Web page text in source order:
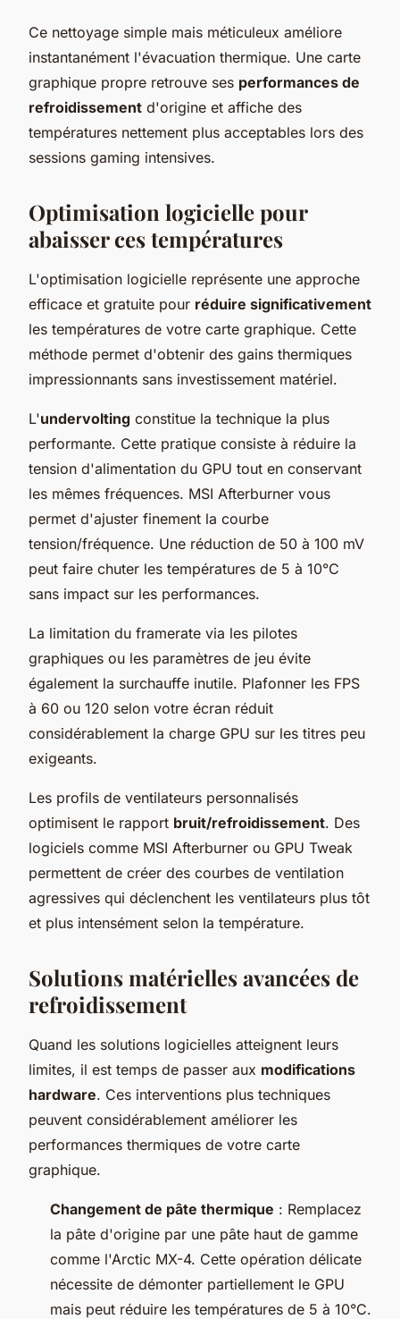
Ce nettoyage simple mais méticuleux améliore
instantanément l'évacuation thermique. Une carte
graphique propre retrouve ses performances de
refroidissement d'origine et affiche des
températures nettement plus acceptables lors des
sessions gaming intensives.
Optimisation logicielle pour
abaisser ces températures
L'optimisation logicielle représente une approche
efficace et gratuite pour réduire significativement
les températures de votre carte graphique. Cette
méthode permet d'obtenir des gains thermiques
impressionnants sans investissement matériel.
L'undervolting constitue la technique la plus
performante. Cette pratique consiste à réduire la
tension d'alimentation du GPU tout en conservant
les mêmes fréquences. MSI Afterburner vous
permet d'ajuster finement la courbe
tension/fréquence. Une réduction de 50 à 100 mV
peut faire chuter les températures de 5 à 10°C
sans impact sur les performances.
La limitation du framerate via les pilotes
graphiques ou les paramètres de jeu évite
également la surchauffe inutile. Plafonner les FPS
à 60 ou 120 selon votre écran réduit
considérablement la charge GPU sur les titres peu
exigeants.
Les profils de ventilateurs personnalisés
optimisent le rapport bruit/refroidissement. Des
logiciels comme MSI Afterburner ou GPU Tweak
permettent de créer des courbes de ventilation
agressives qui déclenchent les ventilateurs plus tôt
et plus intensément selon la température.
Solutions matérielles avancées de
refroidissement
Quand les solutions logicielles atteignent leurs
limites, il est temps de passer aux modifications
hardware. Ces interventions plus techniques
peuvent considérablement améliorer les
performances thermiques de votre carte
graphique.
Changement de pâte thermique : Remplacez
la pâte d'origine par une pâte haut de gamme
comme l'Arctic MX-4. Cette opération délicate
nécessite de démonter partiellement le GPU
mais peut réduire les températures de 5 à 10°C.